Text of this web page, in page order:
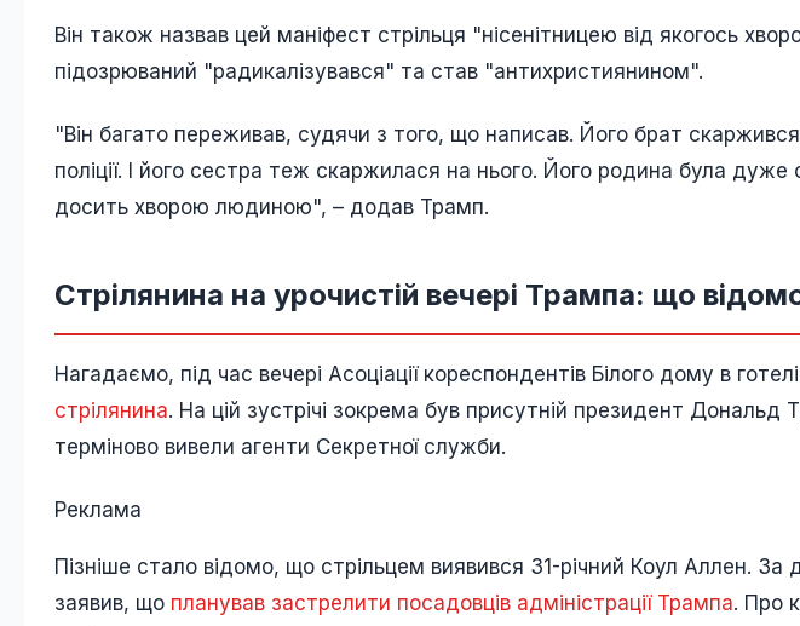
Він також назвав цей маніфест стрільця "нісенітницею від якогось
підозрюваний "радикалізувався" та став "антихристиянином".
"Він багато переживав, судячи з того, що написав. Його брат
поліції. І його сестра теж скаржилася на нього. Його родина була
досить хворою людиною", – додав Трамп.
Стрілянина на урочистій вечері Трампа: що
Нагадаємо, під час вечері Асоціації кореспондентів Білого дому в
стрілянина. На цій зустрічі зокрема був присутній президент Дональд
терміново вивели агенти Секретної служби.
Реклама
Пізніше стало відомо, що стрільцем виявився 31-річний Коул Аллен. За
заявив, що планував застрелити посадовців адміністрації Трампа. Про